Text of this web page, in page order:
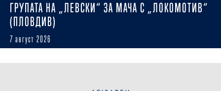
ГРУПАТА НА „ЛЕВСКИ“ ЗА МАЧА С „ЛОКОМОТИВ“
(ПЛОВДИВ)
7 август 2026